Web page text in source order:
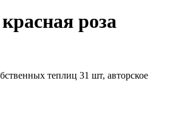
роза
теплиц 31 шт, авторское